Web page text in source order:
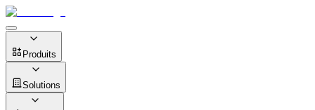
Produits
Solutions